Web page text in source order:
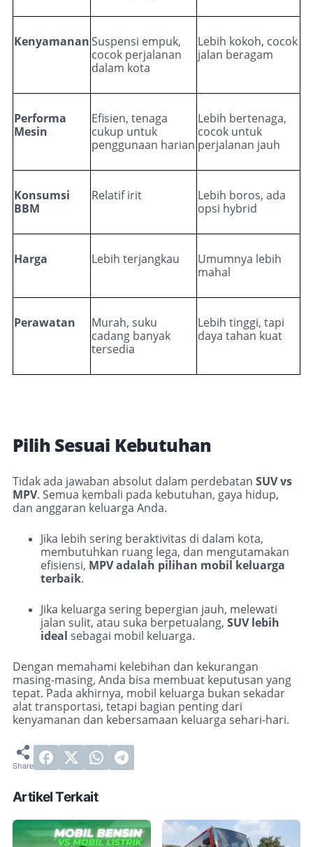
KenyamananSuspensi empuk,
cocok perjalanan
dalam kota
Lebih kokoh, cocok
jalan beragam
Performa
Mesin
Efisien, tenaga
cukup untuk
penggunaan harian
Lebih bertenaga,
cocok untuk
perjalanan jauh
Konsumsi
BBM
Relatif irit
Lebih boros, ada
opsi hybrid
Harga Lebih terjangkau
Umumnya lebih
mahal
Perawatan
Murah, suku
cadang banyak
tersedia
Lebih tinggi, tapi
daya tahan kuat
Pilih Sesuai Kebutuhan
Tidak ada jawaban absolut dalam perdebatan SUV vs
MPV. Semua kembali pada kebutuhan, gaya hidup,
dan anggaran keluarga Anda.
Jika lebih sering beraktivitas di dalam kota,
membutuhkan ruang lega, dan mengutamakan
efisiensi, MPV adalah pilihan mobil keluarga
terbaik.
Jika keluarga sering bepergian jauh, melewati
jalan sulit, atau suka berpetualang, SUV lebih
ideal sebagai mobil keluarga.
Dengan memahami kelebihan dan kekurangan
masing-masing, Anda bisa membuat keputusan yang
tepat. Pada akhirnya, mobil keluarga bukan sekadar
alat transportasi, tetapi bagian penting dari
kenyamanan dan kebersamaan keluarga sehari-hari.
Artikel Terkait